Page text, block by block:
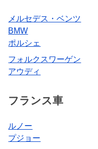
メルセデス・ベンツ
BMW
ポルシェ
フォルクスワーゲン
アウディ
フランス車
ルノー
プジョー